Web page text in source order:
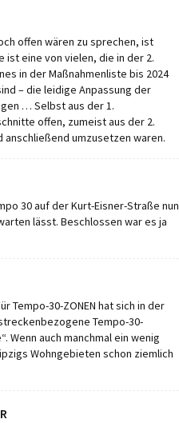
offen wären zu sprechen, ist
ist eine von vielen, die in der 2.
in der Maßnahmenliste bis 2024
– die leidige Anpassung der
… Selbst aus der 1.
offen, zumeist aus der 2.
umzusetzen waren.
30 auf der Kurt-Eisner-Straße nun
lässt. Beschlossen war es ja
Tempo-30-ZONEN hat sich in der
Tempo-30-
Wenn auch manchmal ein wenig
Wohngebieten schon ziemlich